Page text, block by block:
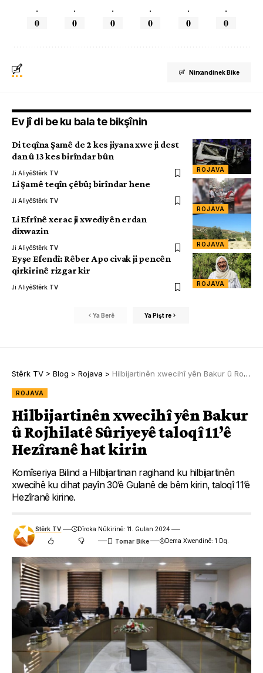
.
0
.
0
.
0
.
0
.
0
.
0
Nirxandinek Bike
Ev jî di be ku bala te bikşînin
ROJAVA
Di teqîna Şamê de 2 kes jiyana xwe ji dest
dan û 13 kes birîndar bûn
Ji AliyêStêrk TV
ROJAVA
Li Şamê teqîn çêbû; birîndar hene
Ji AliyêStêrk TV
ROJAVA
Li Efrînê xerac ji xwediyên erdan
dixwazin
Ji AliyêStêrk TV
ROJAVA
Eyşe Efendî: Rêber Apo civak ji pencên
qirkirinê rizgar kir
Ji AliyêStêrk TV
Ya Berê Ya Pişt re
Stêrk TV > Blog > Rojava > Hilbijartinên xwecihî yên Bakur û Rojhilatê Sûriyeyê taloqî 11’ê Hezîranê hat kirin
ROJAVA
Hilbijartinên xwecihî yên Bakur
û Rojhilatê Sûriyeyê taloqî 11’ê
Hezîranê hat kirin
Komîseriya Bilind a Hilbijartinan ragihand ku hilbijartinên
xwecihê ku dihat payîn 30’ê Gulanê de bêm kirin, taloqî 11’ê
Hezîranê kirine.
Stêrk TV
Dîroka Nûkirinê: 11. Gulan 2024
Dema Xwendinê: 1 Dq.